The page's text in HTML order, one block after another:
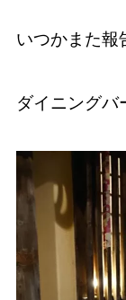
いつかまた報
ダイニングバ